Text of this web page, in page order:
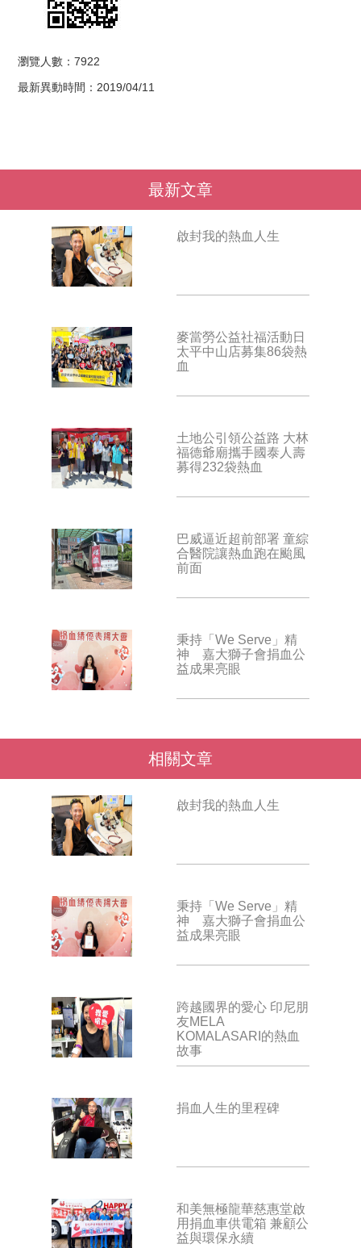
瀏覽人數：7922
最新異動時間：2019/04/11
最新文章
啟封我的熱血人生
麥當勞公益社福活動日
太平中山店募集86袋熱
血
土地公引領公益路 大林
福德爺廟攜手國泰人壽
募得232袋熱血
巴威逼近超前部署 童綜
合醫院讓熱血跑在颱風
前面
秉持「We Serve」精
神 嘉大獅子會捐血公
益成果亮眼
相關文章
啟封我的熱血人生
秉持「We Serve」精
神 嘉大獅子會捐血公
益成果亮眼
跨越國界的愛心 印尼朋
友MELA
KOMALASARI的熱血
故事
捐血人生的里程碑
和美無極龍華慈惠堂啟
用捐血車供電箱 兼顧公
益與環保永續